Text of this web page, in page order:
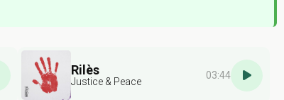
Rilès
⁠Justice & Peace
03:44